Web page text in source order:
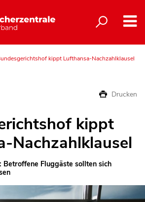
kippt Lufthansa-Nachzahlklausel
Drucken
kippt
Nachzahlklausel
Betroffene Fluggäste sollten sich